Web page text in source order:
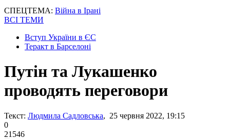
СПЕЦТЕМА: Війна в Ірані
ВСІ ТЕМИ
Вступ України в ЄС
Теракт в Барселоні
Путін та Лукашенко
проводять переговори
Текст: Людмила Садловська, 25 червня 2022, 19:15
0
21546